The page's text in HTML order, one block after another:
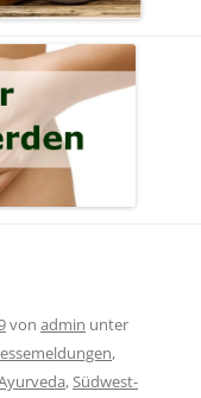
von admin unter
,
,Südwest-